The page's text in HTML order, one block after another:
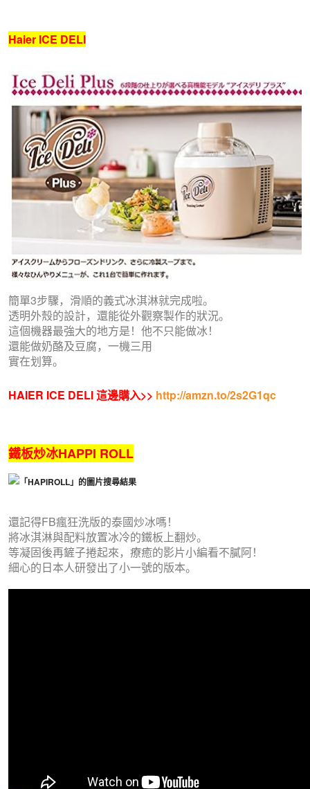
Haier ICE DELI
簡單3步驟，滑順的義式冰淇淋就完成啦。
透明外殼的設計，還能從外觀察製作的狀況。
這個機器最強大的地方是！他不只能做冰！
還能做奶酪及豆腐，一機三用
實在划算。
HAIER ICE DELI 這邊購入>> http://amzn.to/2s2G1qc
鐵板炒冰HAPPI ROLL
還記得FB瘋狂洗版的泰國炒冰嗎！
將冰淇淋與配料放置冰冷的鐵板上翻炒。
等凝固後再鏟子捲起來，療癒的影片小編看不膩阿！
細心的日本人研發出了小一號的版本。